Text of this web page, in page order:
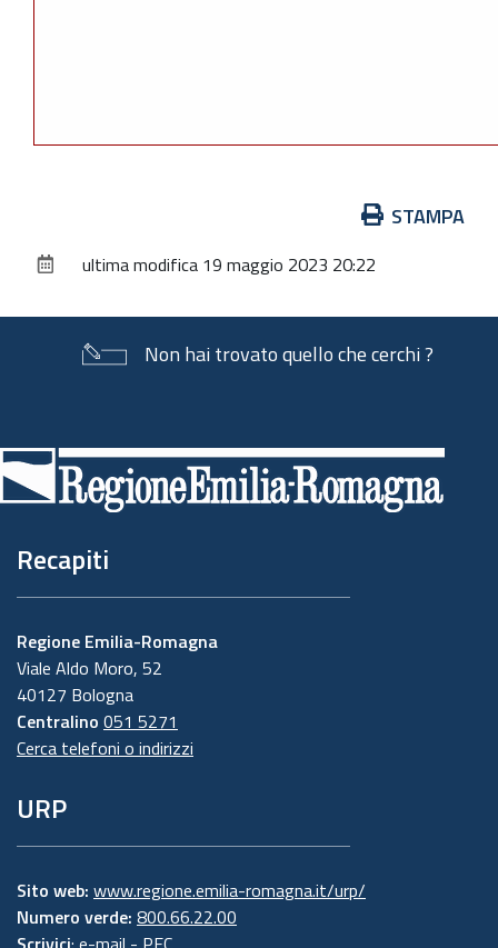
documento
STAMPA
ultima modifica 19 maggio 2023 20:22
Non hai trovato quello che cerchi ?
di
pagina
Recapiti
Regione Emilia-Romagna
Viale Aldo Moro, 52
40127 Bologna
Centralino 051 5271
Cerca telefoni o indirizzi
URP
Sito web: www.regione.emilia-romagna.it/urp/
Numero verde: 800.66.22.00